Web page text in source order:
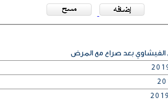
الفيشاوي بعد صراع مع المرض